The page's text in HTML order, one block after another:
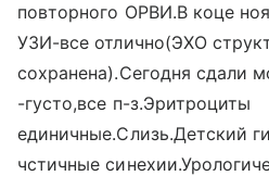
повторного ОРВИ.В коце
УЗИ-все отлично(ЭХО
сохранена).Сегодня сдали
-густо,все п-з.Эритроциты
единичные.Слизь.Детский
чстичные